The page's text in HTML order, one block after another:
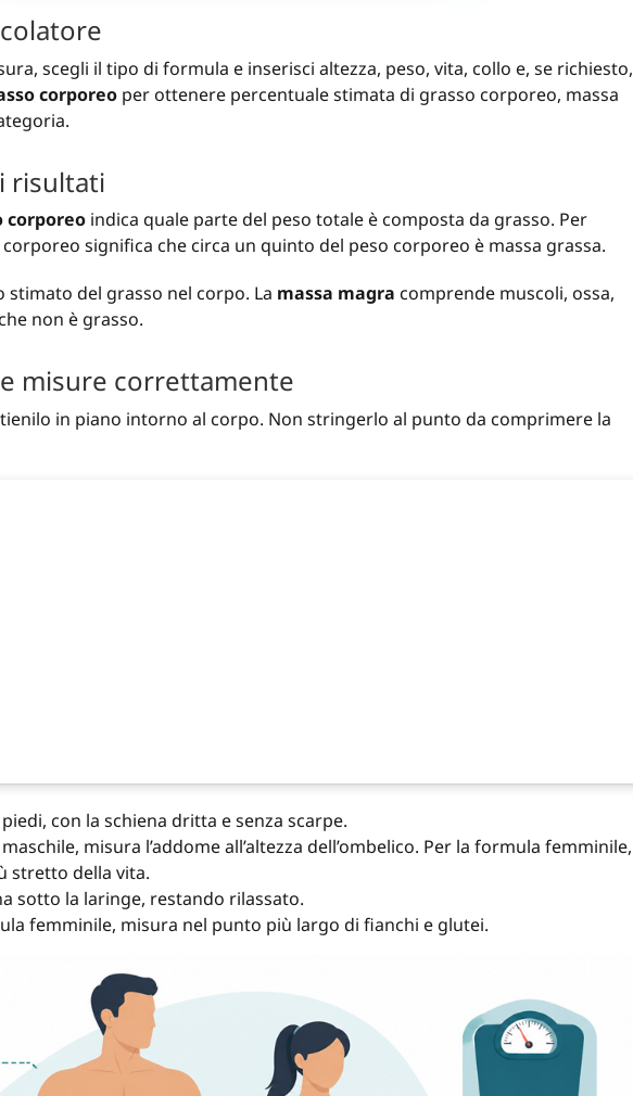
scegli il tipo di formula e inserisci altezza, peso, vita, collo e, se richiesto,
corporeo per ottenere percentuale stimata di grasso corporeo, massa
risultati
corporeo indica quale parte del peso totale è composta da grasso. Per
significa che circa un quinto del peso corporeo è massa grassa.
stimato del grasso nel corpo. La massa magra comprende muscoli, ossa,
non è grasso.
misure correttamente
in piano intorno al corpo. Non stringerlo al punto da comprimere la
con la schiena dritta e senza scarpe.
misura l’addome all’altezza dell’ombelico. Per la formula femminile,
stretto della vita.
sotto la laringe, restando rilassato.
femminile, misura nel punto più largo di fianchi e glutei.